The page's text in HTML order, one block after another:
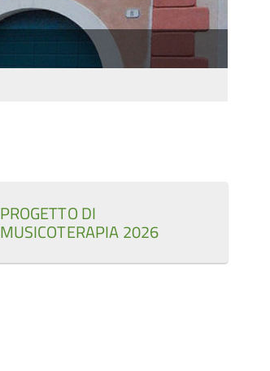
PROGETTO DI
MUSICOTERAPIA 2026